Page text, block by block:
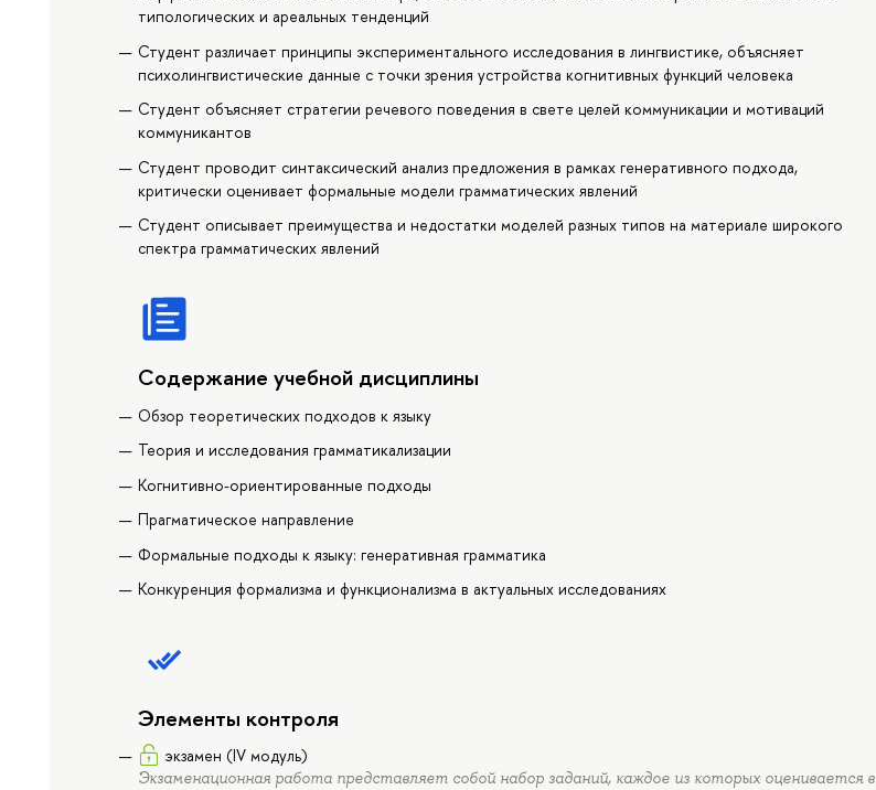
типологических и ареальных тенденций
Студент различает принципы экспериментального исследования в лингвистике, объясняет
психолингвистические данные с точки зрения устройства когнитивных функций человека
Студент объясняет стратегии речевого поведения в свете целей коммуникации и мотиваций
коммуникантов
Студент проводит синтаксический анализ предложения в рамках генеративного подхода,
критически оценивает формальные модели грамматических явлений
Студент описывает преимущества и недостатки моделей разных типов на материале широкого
спектра грамматических явлений
Содержание учебной дисциплины
Обзор теоретических подходов к языку
Теория и исследования грамматикализации
Когнитивно-ориентированные подходы
Прагматическое направление
Формальные подходы к языку: генеративная грамматика
Конкуренция формализма и функционализма в актуальных исследованиях
Элементы контроля
экзамен (IV модуль)
Экзаменационная работа представляет собой набор заданий, каждое из которых оценивается в